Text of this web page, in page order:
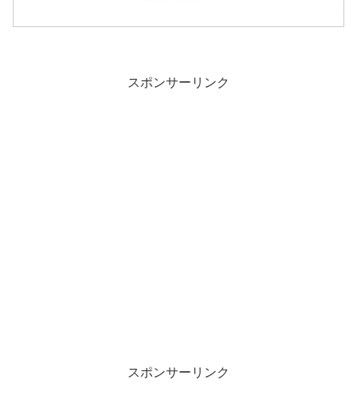
スポンサーリンク
スポンサーリンク